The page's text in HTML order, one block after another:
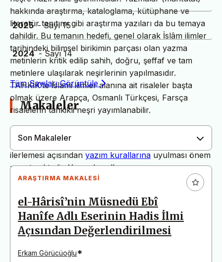
hakkında araştırma, kataloglama, kütüphane ve
literatür tanıtımı gibi araştırma yazıları da bu temaya
dahildir. Bu temanın hedefi, genel olarak İslâm ilimler
tarihindeki bilimsel birikimin parçası olan yazma
metinlerin kritik edilip sahih, doğru, şeffaf ve tam
metinlere ulaşılarak neşirlerinin yapılmasıdır.
TAHKİK’te İslami ilimler alanına ait risaleler başta
olmak üzere Arapça, Osmanlı Türkçesi, Farsça
risalelerin tahkikli neşri yayımlanabilir.
Dergimiz yayın süreçlerinin daha hızlı ve sağlıklı
ilerlemesi açısından yazım kurallarına uyulması önem
arz etmektedir. Yazım kurallarına uymayan
başvurular değerlendirme aşamasına alınmadan iade
edilecektir. Bu nedenle çalışmalarınızı yüklemeden
önce çalışmanızın yazım kurallarına uygun olarak
düzenlendiğinden emin olunuz.
Yayın İnceleme Süreci (Yaklaşık 130 Gün)
• Editör İncelemesi
2025 - Sayı 15
2024 - Sayı 14
Tüm Sayıları Görüntüle
Makaleler
Son Makaleler
ARAŞTIRMA MAKALESI
el-Hârisî’nin Müsnedü Ebî
Hanîfe Adlı Eserinin Hadis İlmi
Açısından Değerlendirilmesi
Erkam Görücüoğlu*